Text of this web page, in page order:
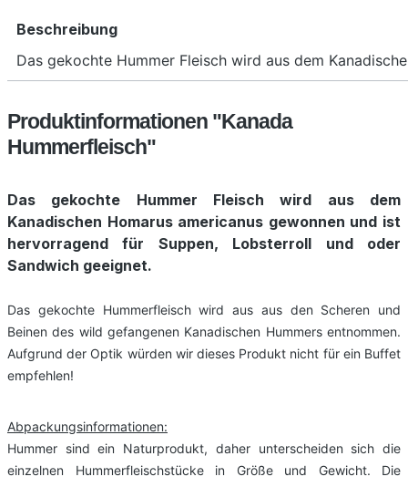
Beschreibung
Das gekochte Hummer Fleisch wird aus dem
Produktinformationen "Kanada
Hummerfleisch"
Das gekochte Hummer Fleisch wird aus dem
Kanadischen Homarus americanus gewonnen und ist
hervorragend für Suppen, Lobsterroll und oder
Sandwich geeignet.
Das gekochte Hummerfleisch wird aus aus den Scheren und
Beinen des wild gefangenen Kanadischen Hummers entnommen.
Aufgrund der Optik würden wir dieses Produkt nicht für ein Buffet
empfehlen!
Abpackungsinformationen:
Hummer sind ein Naturprodukt, daher unterscheiden sich die
einzelnen Hummerfleischstücke in Größe und Gewicht. Die